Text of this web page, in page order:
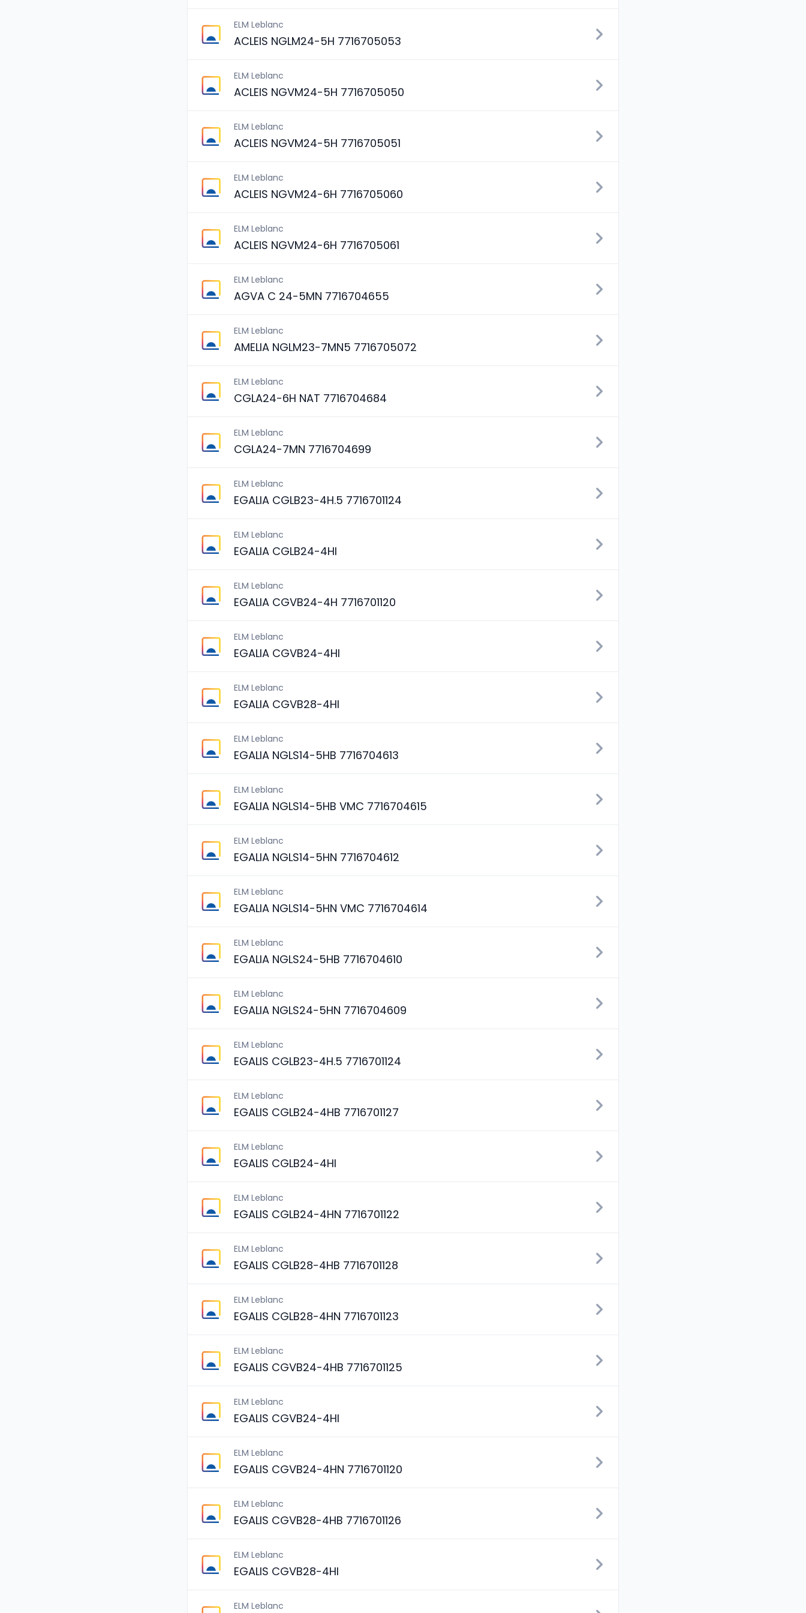
ELM Leblanc
ACLEIS NGLM24-5H 7716705053
ELM Leblanc
ACLEIS NGVM24-5H 7716705050
ELM Leblanc
ACLEIS NGVM24-5H 7716705051
ELM Leblanc
ACLEIS NGVM24-6H 7716705060
ELM Leblanc
ACLEIS NGVM24-6H 7716705061
ELM Leblanc
AGVA C 24-5MN 7716704655
ELM Leblanc
AMELIA NGLM23-7MN5 7716705072
ELM Leblanc
CGLA24-6H NAT 7716704684
ELM Leblanc
CGLA24-7MN 7716704699
ELM Leblanc
EGALIA CGLB23-4H.5 7716701124
ELM Leblanc
EGALIA CGLB24-4HI
ELM Leblanc
EGALIA CGVB24-4H 7716701120
ELM Leblanc
EGALIA CGVB24-4HI
ELM Leblanc
EGALIA CGVB28-4HI
ELM Leblanc
EGALIA NGLS14-5HB 7716704613
ELM Leblanc
EGALIA NGLS14-5HB VMC 7716704615
ELM Leblanc
EGALIA NGLS14-5HN 7716704612
ELM Leblanc
EGALIA NGLS14-5HN VMC 7716704614
ELM Leblanc
EGALIA NGLS24-5HB 7716704610
ELM Leblanc
EGALIA NGLS24-5HN 7716704609
ELM Leblanc
EGALIS CGLB23-4H.5 7716701124
ELM Leblanc
EGALIS CGLB24-4HB 7716701127
ELM Leblanc
EGALIS CGLB24-4HI
ELM Leblanc
EGALIS CGLB24-4HN 7716701122
ELM Leblanc
EGALIS CGLB28-4HB 7716701128
ELM Leblanc
EGALIS CGLB28-4HN 7716701123
ELM Leblanc
EGALIS CGVB24-4HB 7716701125
ELM Leblanc
EGALIS CGVB24-4HI
ELM Leblanc
EGALIS CGVB24-4HN 7716701120
ELM Leblanc
EGALIS CGVB28-4HB 7716701126
ELM Leblanc
EGALIS CGVB28-4HI
ELM Leblanc